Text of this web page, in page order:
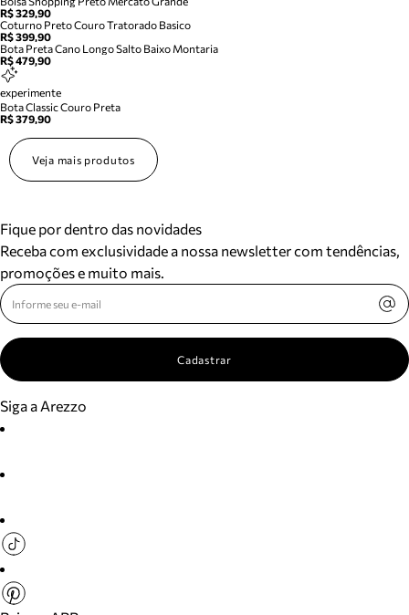
R$ 329,90
Coturno Preto Couro Tratorado Basico
R$ 399,90
Bota Preta Cano Longo Salto Baixo Montaria
R$ 479,90
experimente
Bota Classic Couro Preta
R$ 379,90
Veja mais produtos
Fique por dentro das novidades
Receba com exclusividade a nossa newsletter com tendências,
promoções e muito mais.
Cadastrar
Siga a Arezzo